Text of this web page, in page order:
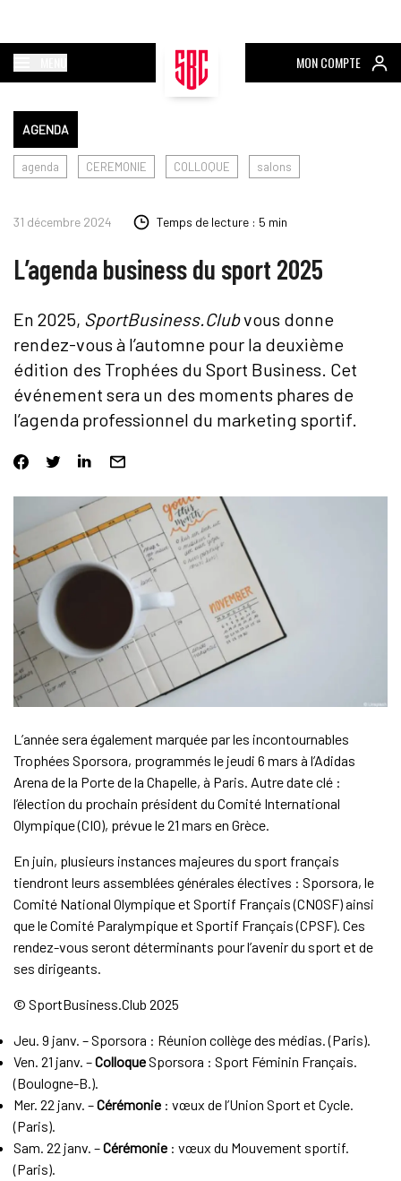
MON COMPTE
AGENDA
agenda CEREMONIE COLLOQUE salons
31 décembre 2024 Temps de lecture : 5 min
L’agenda business du sport 2025
En 2025, SportBusiness.Clubvous donne
rendez-vous à l’automne pour la deuxième
édition des Trophées du Sport Business. Cet
événement sera un des moments phares de
l’agenda professionnel du marketing sportif.
L’année sera également marquée par les incontournables
Trophées Sporsora, programmés le jeudi 6 mars à l’Adidas
Arena de la Porte de la Chapelle, à Paris. Autre date clé :
l’élection du prochain président du Comité International
Olympique (CIO), prévue le 21 mars en Grèce.
En juin, plusieurs instances majeures du sport français
tiendront leurs assemblées générales électives : Sporsora, le
Comité National Olympique et Sportif Français (CNOSF) ainsi
que le Comité Paralympique et Sportif Français (CPSF). Ces
rendez-vous seront déterminants pour l’avenir du sport et de
ses dirigeants.
© SportBusiness.Club 2025
Jeu. 9 janv. – Sporsora : Réunion collège des médias. (Paris).
Ven. 21 janv. –ColloqueSporsora : Sport Féminin Français.
(Boulogne-B.).
Mer. 22 janv. –Cérémonie : vœux de l’Union Sport et Cycle.
(Paris).
Sam. 22 janv. –Cérémonie : vœux du Mouvement sportif.
(Paris).